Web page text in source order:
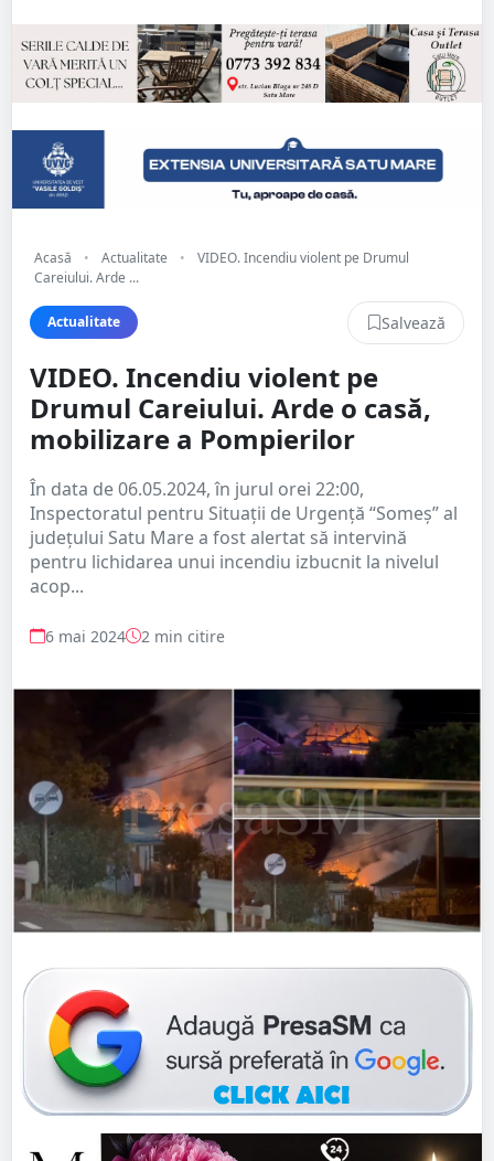
Acasă • Actualitate •
VIDEO. Incendiu violent pe Drumul
Careiului. Arde ...
Actualitate Salvează
VIDEO. Incendiu violent pe
Drumul Careiului. Arde o casă,
mobilizare a Pompierilor
În data de 06.05.2024, în jurul orei 22:00,
Inspectoratul pentru Situații de Urgență “Someș” al
județului Satu Mare a fost alertat să intervină
pentru lichidarea unui incendiu izbucnit la nivelul
acop...
6 mai 2024 2 min citire